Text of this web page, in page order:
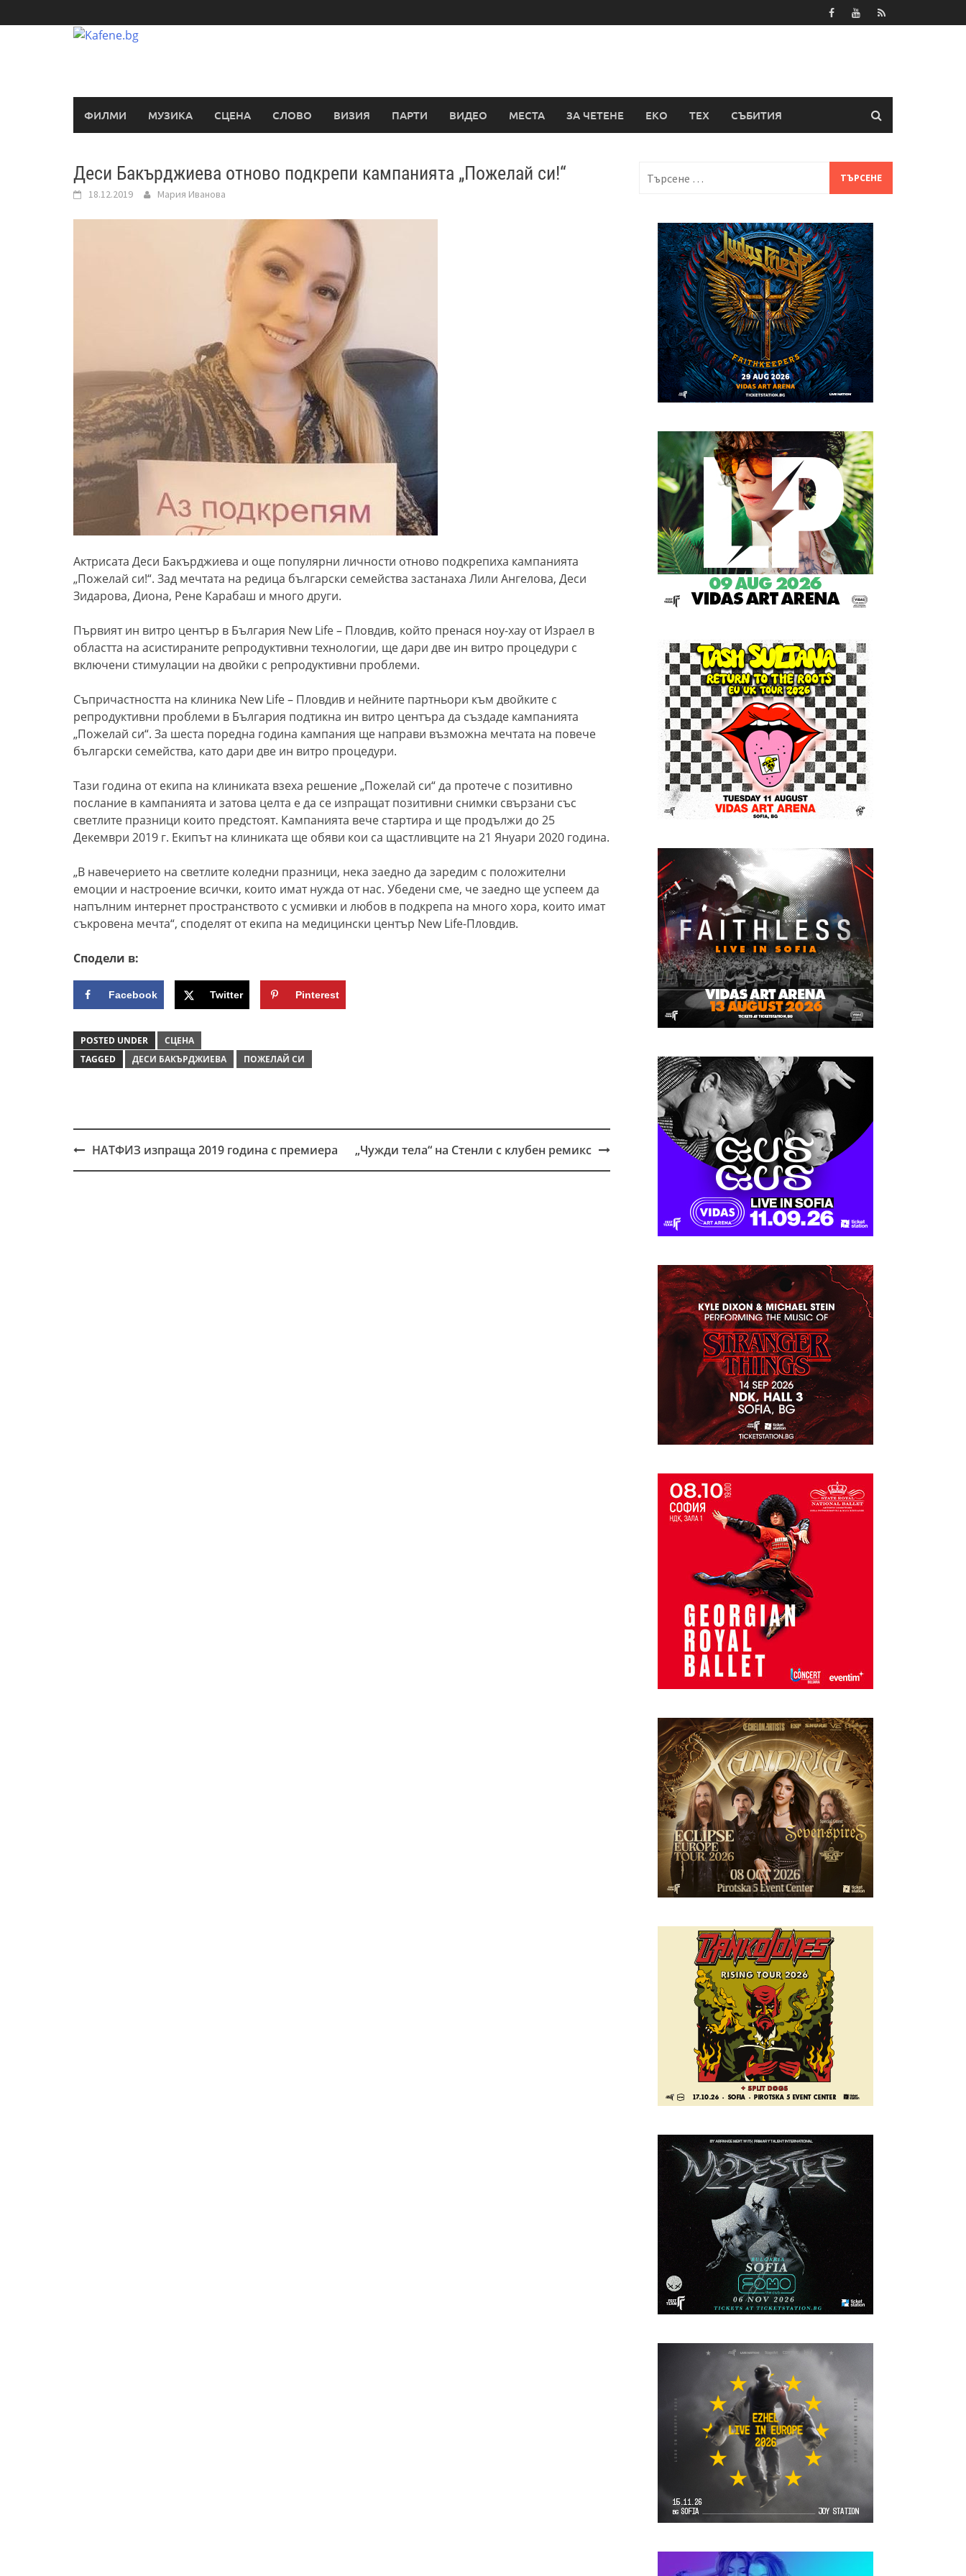
to
ФИЛМИ МУЗИКА СЦЕНА СЛОВО ВИЗИЯ ПАРТИ ВИДЕО МЕСТА ЗА ЧЕТЕНЕ ЕКО ТЕХ СЪБИТИЯ
Деси Бакърджиева отново подкрепи кампанията „Пожелай си!“
18.12.2019 Мария Иванова
Актрисата Деси Бакърджиева и още популярни личности отново подкрепиха кампанията
„Пожелай си!“. Зад мечтата на редица български семейства застанаха Лили Ангелова, Деси
Зидарова, Диона, Рене Карабаш и много други.
Първият ин витро център в България New Life – Пловдив, който пренася ноу-хау от Израел в
областта на асистираните репродуктивни технологии, ще дари две ин витро процедури с
включени стимулации на двойки с репродуктивни проблеми.
Съпричастността на клиника New Life – Пловдив и нейните партньори към двойките с
репродуктивни проблеми в България подтикна ин витро центъра да създаде кампанията
„Пожелай си“. За шеста поредна година кампания ще направи възможна мечтата на повече
български семейства, като дари две ин витро процедури.
Тази година от екипа на клиниката взеха решение „Пожелай си“ да протече с позитивно
послание в кампанията и затова целта е да се изпращат позитивни снимки свързани със
светлите празници които предстоят. Кампанията вече стартира и ще продължи до 25
Декември 2019 г. Екипът на клиниката ще обяви кои са щастливците на 21 Януари 2020 година.
„В навечерието на светлите коледни празници, нека заедно да заредим с положителни
емоции и настроение всички, които имат нужда от нас. Убедени сме, че заедно ще успеем да
напълним интернет пространството с усмивки и любов в подкрепа на много хора, които имат
съкровена мечта“, споделят от екипа на медицински център New Life-Пловдив.
Сподели в:
Facebook Twitter Pinterest
POSTED UNDER
СЦЕНА
TAGGED
ДЕСИ БАКЪРДЖИЕВА ПОЖЕЛАЙ СИ
НАТФИЗ изпраща 2019 година с премиера „Чужди тела“ на Стенли с клубен ремикс
за: